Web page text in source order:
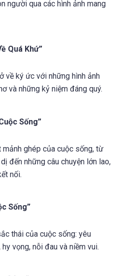
người qua các hình ảnh mang
Quá Khứ”
về ký ức với những hình ảnh
và những kỷ niệm đáng quý.
Sống”
ghép của cuộc sống, từ
đến những câu chuyện lớn lao,
nối.
Sống”
thái của cuộc sống: yêu
vọng, nỗi đau và niềm vui.